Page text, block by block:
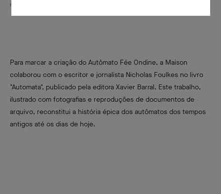
mecanismos, incluindo os motores de barril duplo.
Para marcar a criação do Autômato Fée Ondine, a Maison
colaborou com o escritor e jornalista Nicholas Foulkes no livro
"Automata", publicado pela editora Xavier Barral. Este trabalho,
ilustrado com fotografias e reproduções de documentos de
arquivo, reconstitui a história épica dos autômatos dos tempos
antigos até os dias de hoje.